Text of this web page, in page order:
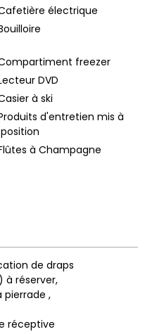
électrique
freezer
DVD
à ski
d'entretien mis à
à Champagne
de draps
à réserver
pierrade
réceptive